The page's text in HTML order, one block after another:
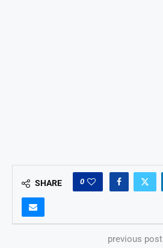
SHARE 0
previous post